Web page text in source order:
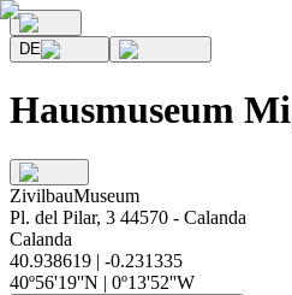
DE
Hausmuseum
ZivilbauMuseum
Pl. del Pilar, 3 44570 - Calanda
Calanda
40.938619 | -0.231335
40º56'19''N | 0º13'52''W